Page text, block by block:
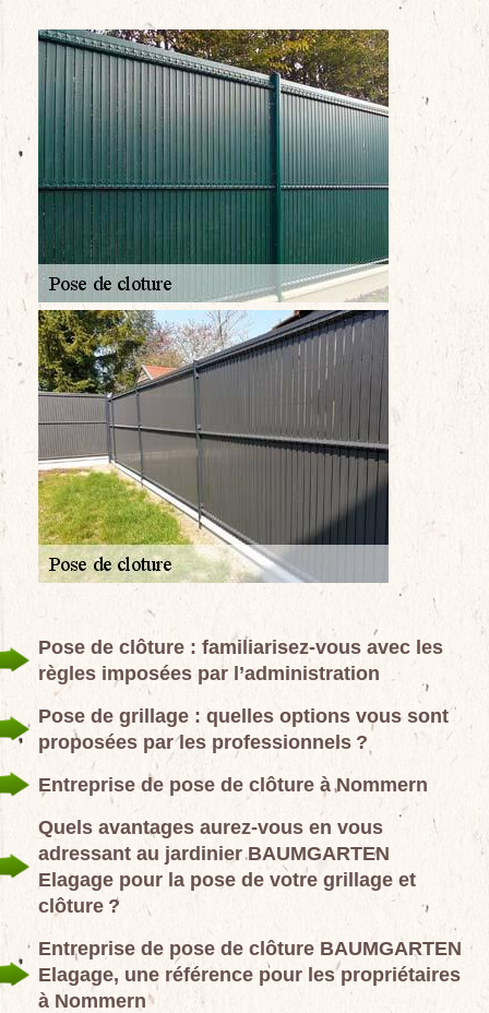
Pose de clôture : familiarisez-vous avec les
règles imposées par l’administration
Pose de grillage : quelles options vous sont
proposées par les professionnels ?
Entreprise de pose de clôture à Nommern
Quels avantages aurez-vous en vous
adressant au jardinier BAUMGARTEN
Elagage pour la pose de votre grillage et
clôture ?
Entreprise de pose de clôture BAUMGARTEN
Elagage, une référence pour les propriétaires
à Nommern